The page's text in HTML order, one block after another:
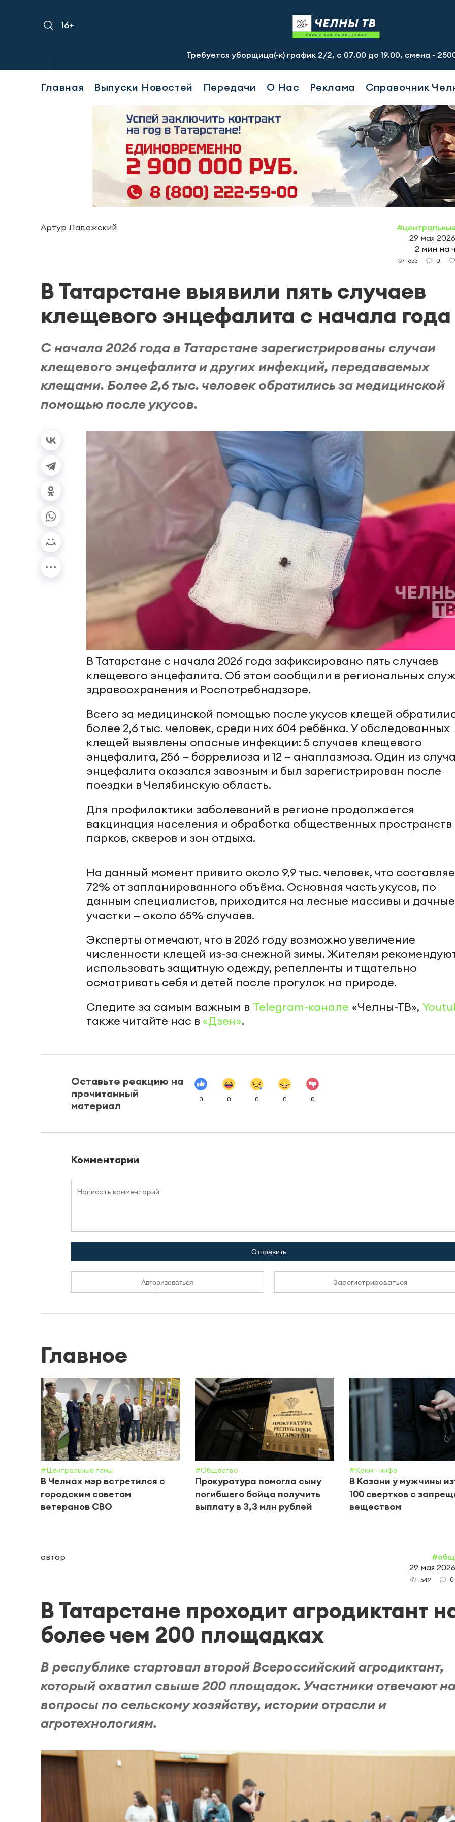
16+
Требуется уборщица(-к) график 2/2, с 07.00 до 19.00, смена - 2500 рублей. Пр-
Главная Выпуски Новостей Передачи О Нас Реклама Справочник
Артур Ладожский
29 мая
2 мин на
655 0
В Татарстане выявили пять случаев
клещевого энцефалита с начала года
С начала 2026 года в Татарстане зарегистрированы случаи
клещевого энцефалита и других инфекций, передаваемых
клещами. Более 2,6 тыс. человек обратились за медицинской
помощью после укусов.
В Татарстане с начала 2026 года зафиксировано пять случаев
клещевого энцефалита. Об этом сообщили в региональных
здравоохранения и Роспотребнадзоре.
Всего за медицинской помощью после укусов клещей
более 2,6 тыс. человек, среди них 604 ребёнка. У обследованных
клещей выявлены опасные инфекции: 5 случаев клещевого
энцефалита, 256 — боррелиоза и 12 — анаплазмоза. Один из
энцефалита оказался завозным и был зарегистрирован после
поездки в Челябинскую область.
Для профилактики заболеваний в регионе продолжается
вакцинация населения и обработка общественных пространств
парков, скверов и зон отдыха.
На данный момент привито около 9,9 тыс. человек, что
72% от запланированного объёма. Основная часть укусов, по
данным специалистов, приходится на лесные массивы и дачные
участки — около 65% случаев.
Эксперты отмечают, что в 2026 году возможно увеличение
численности клещей из-за снежной зимы. Жителям
использовать защитную одежду, репелленты и тщательно
осматривать себя и детей после прогулок на природе.
Следите за самым важным в Telegram-канале «Челны-ТВ»,
также читайте нас в «Дзен».
Оставьте реакцию на
прочитанный
материал
0 0 0 0 0
Комментарии
Отправить
Авторизоваться Зарегистрироваться
Главное
#Центральные темы
В Челнах мэр встретился с
городским советом
ветеранов СВО
#Общество
Прокуратура помогла сыну
погибшего бойца получить
выплату в 3,3 млн рублей
#Крим - инфо
В Казани у мужчины
100 свертков с
веществом
автор
29 мая
542 0
В Татарстане проходит агродиктант
более чем 200 площадках
В республике стартовал второй Всероссийский агродиктант,
который охватил свыше 200 площадок. Участники отвечают
вопросы по сельскому хозяйству, истории отрасли и
агротехнологиям.